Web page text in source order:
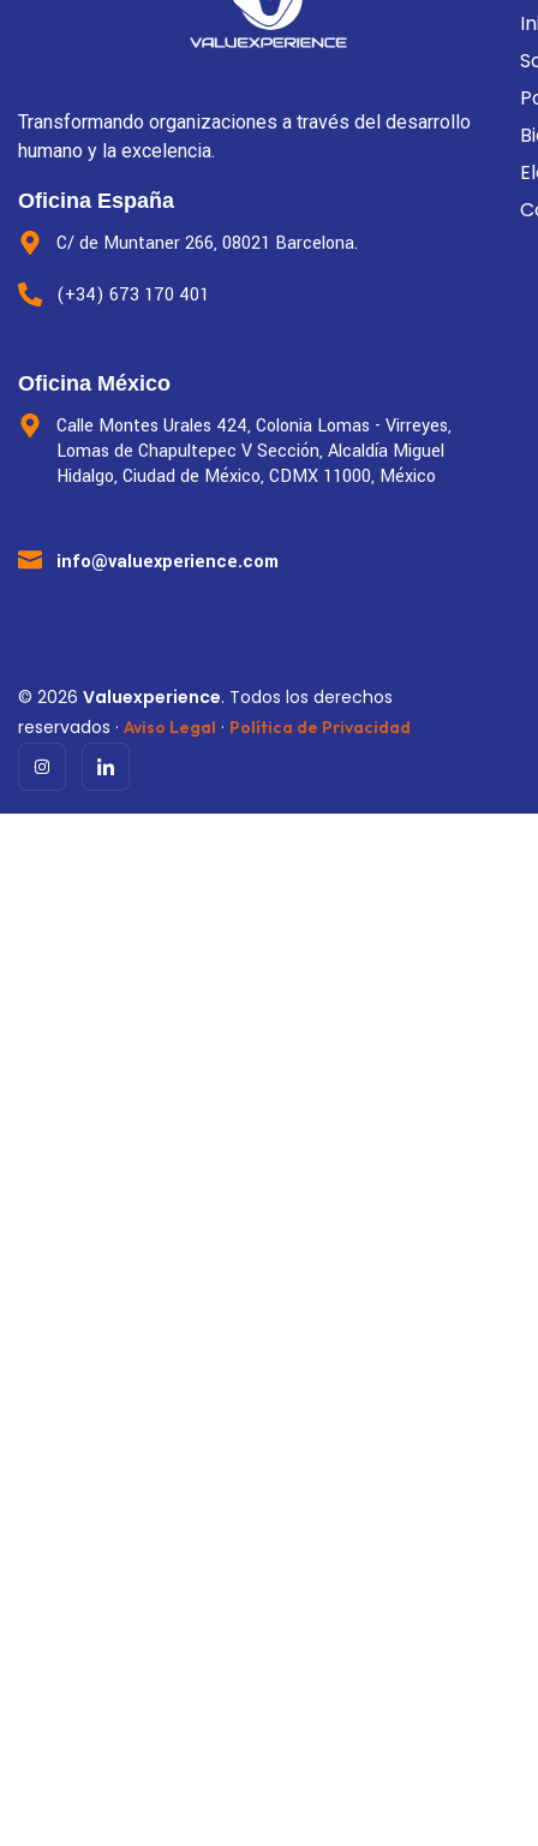
Transformando organizaciones a través del desarrollo
humano y la excelencia.
Oficina España
C/ de Muntaner 266, 08021 Barcelona.
(+34) 673 170 401
Oficina México
Calle Montes Urales 424, Colonia Lomas - Virreyes,
Lomas de Chapultepec V Sección, Alcaldía Miguel
Hidalgo, Ciudad de México, CDMX 11000, México
info@valuexperience.com
© 2026 Valuexperience. Todos los derechos
reservados · Aviso Legal · Política de Privacidad